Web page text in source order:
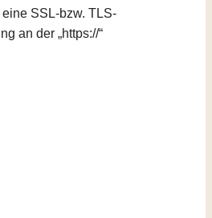
SSL-bzw. TLS-
an der „https://“